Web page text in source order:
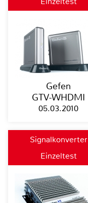
Gefen
GTV-WHDMI
05.03.2010
Signalkonverter
Einzeltest